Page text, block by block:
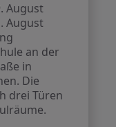
August
August
an der
in
Die
drei Türen